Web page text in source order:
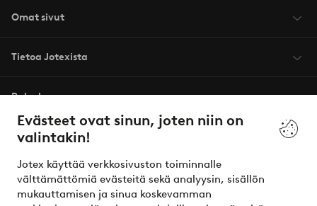
Evästeet ovat sinun, joten niin on
valintakin!
Jotex käyttää verkkosivuston toiminnalle
välttämättömiä evästeitä sekä analyysin, sisällön
mukauttamisen ja sinua koskevamman
Omat sivut
Tietoa Jotexista
Palvelumme
Ehdot
Ystävät